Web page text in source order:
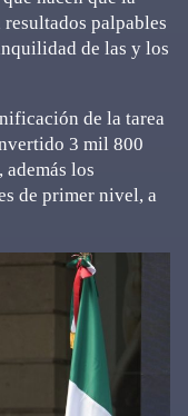
palpables
de las y los
de la tarea
3 mil 800
los
de primer nivel, a